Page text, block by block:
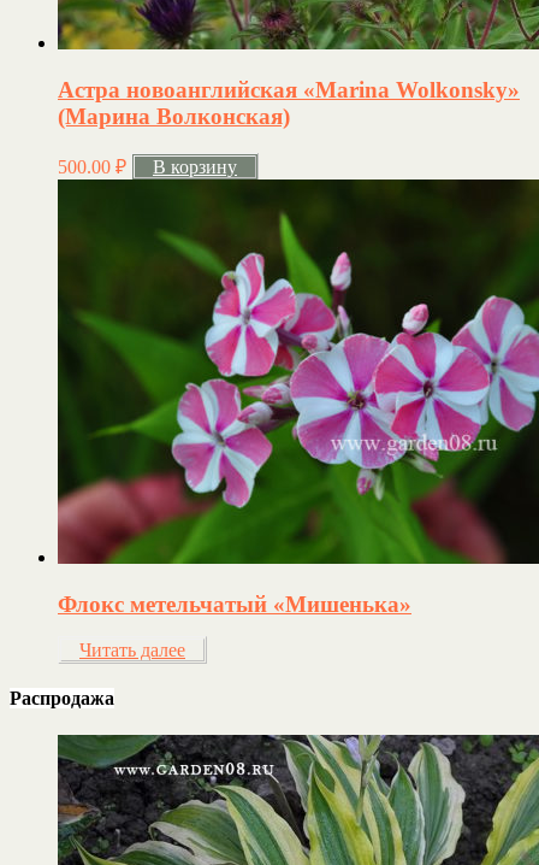
Астра новоанглийская «Marina Wolkonsky»
(Марина Волконская)
500.00 ₽ В корзину
Флокс метельчатый «Мишенька»
Читать далее
Распродажа